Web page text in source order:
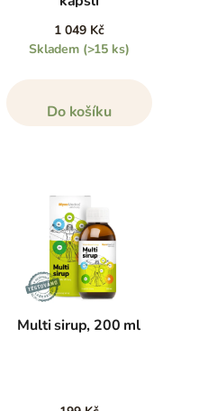
1 049 Kč
Skladem (>15 ks)
Do košíku
Multi sirup, 200 ml